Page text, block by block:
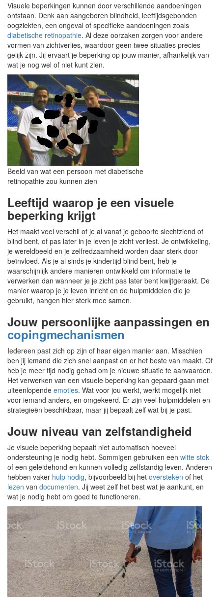
Visuele beperkingen kunnen door verschillende aandoeningen
ontstaan. Denk aan aangeboren blindheid, leeftijdsgebonden
oogziekten, een ongeval of specifieke aandoeningen zoals
diabetische retinopathie. Al deze oorzaken zorgen voor andere
vormen van zichtverlies, waardoor geen twee situaties precies
gelijk zijn. Jij ervaart je beperking op jouw manier, afhankelijk van
wat je nog wel of niet kunt zien.
Beeld van wat een persoon met diabetische
retinopathie zou kunnen zien
Leeftijd waarop je een visuele
beperking krijgt
Het maakt veel verschil of je al vanaf je geboorte slechtziend of
blind bent, of pas later in je leven je zicht verliest. Je ontwikkeling,
je wereldbeeld en je zelfredzaamheid worden daar sterk door
beïnvloed. Als je al sinds je kindertijd blind bent, heb je
waarschijnlijk andere manieren ontwikkeld om informatie te
verwerken dan wanneer je je zicht pas later bent kwijtgeraakt. De
manier waarop je je leven inricht en de hulpmiddelen die je
gebruikt, hangen hier sterk mee samen.
Jouw persoonlijke aanpassingen en
copingmechanismen
Iedereen past zich op zijn of haar eigen manier aan. Misschien
ben jij iemand die zich snel aanpast en er het beste van maakt. Of
heb je meer tijd nodig gehad om je nieuwe situatie te aanvaarden.
Het verwerken van een visuele beperking kan gepaard gaan met
uiteenlopende emoties. Wat voor jou werkt, werkt mogelijk niet
voor iemand anders, en omgekeerd. Er zijn veel hulpmiddelen en
strategieën beschikbaar, maar jij bepaalt zelf wat bij je past.
Jouw niveau van zelfstandigheid
Je visuele beperking bepaalt niet automatisch hoeveel
ondersteuning je nodig hebt. Sommigen gebruiken een witte stok
of een geleidehond en kunnen volledig zelfstandig leven. Anderen
hebben vaker hulp nodig, bijvoorbeeld bij het oversteken of het
lezen van documenten. Jij weet zelf het best wat je aankunt, en
wat je nodig hebt om goed te functioneren.